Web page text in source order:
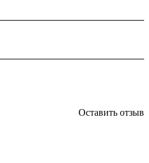
Оставить отзыв